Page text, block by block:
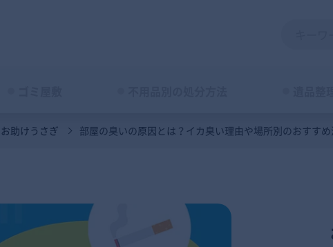
助けうさぎ 部屋の臭いの原因とは？イカ臭い理由や場所別のおすす